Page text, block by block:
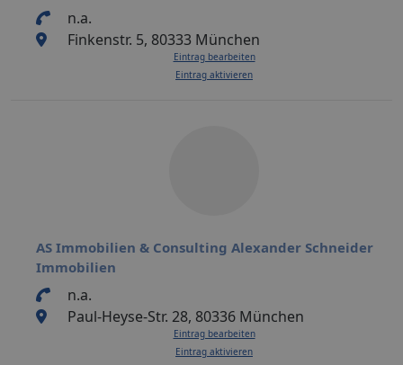
n.a.
Finkenstr. 5, 80333 München
Eintrag bearbeiten
Eintrag aktivieren
AS Immobilien & Consulting Alexander Schneider
Immobilien
n.a.
Paul-Heyse-Str. 28, 80336 München
Eintrag bearbeiten
Eintrag aktivieren